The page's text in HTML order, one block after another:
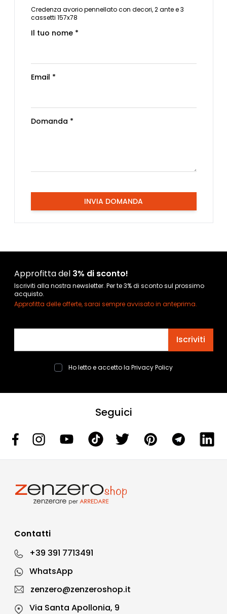
Credenza avorio pennellato con decori, 2 ante e 3
cassetti 157x78
Il tuo nome *
Email *
Domanda *
INVIA DOMANDA
Approfitta del 3% di sconto!
Iscriviti alla nostra newsletter. Per te 3% di sconto sul prossimo
acquisto.
Approfitta delle offerte, sarai sempre avvisato in anteprima.
Iscriviti
Ho letto e accetto la Privacy Policy
Seguici
Contatti
+39 391 7713491
WhatsApp
zenzero@zenzeroshop.it
Via Santa Apollonia, 9